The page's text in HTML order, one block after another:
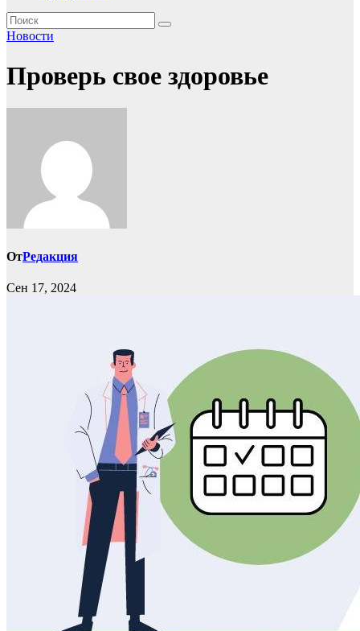
Новости
Проверь свое здоровье
ОтРедакция
Сен 17, 2024